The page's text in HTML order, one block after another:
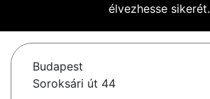
élvezhesse sikerét.
Budapest
Soroksári út 44